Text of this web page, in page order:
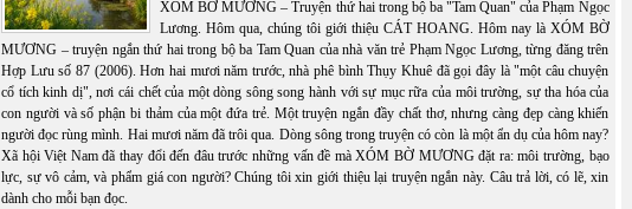
XÓM BỜ MƯƠNG – Truyện thứ hai trong bộ ba "Tam Quan" của Phạm Ngọc
Lương. Hôm qua, chúng tôi giới thiệu CÁT HOANG. Hôm nay là XÓM BỜ
MƯƠNG – truyện ngắn thứ hai trong bộ ba Tam Quan của nhà văn trẻ Phạm Ngọc Lương, từng đăng trên
Hợp Lưu số 87 (2006). Hơn hai mươi năm trước, nhà phê bình Thụy Khuê đã gọi đây là "một câu chuyện
cổ tích kinh dị", nơi cái chết của một dòng sông song hành với sự mục rữa của môi trường, sự tha hóa của
con người và số phận bi thảm của một đứa trẻ. Một truyện ngắn đầy chất thơ, nhưng càng đẹp càng khiến
người đọc rùng mình. Hai mươi năm đã trôi qua. Dòng sông trong truyện có còn là một ẩn dụ của hôm nay?
Xã hội Việt Nam đã thay đổi đến đâu trước những vấn đề mà XÓM BỜ MƯƠNG đặt ra: môi trường, bạo
lực, sự vô cảm, và phẩm giá con người? Chúng tôi xin giới thiệu lại truyện ngắn này. Câu trả lời, có lẽ, xin
dành cho mỗi bạn đọc.